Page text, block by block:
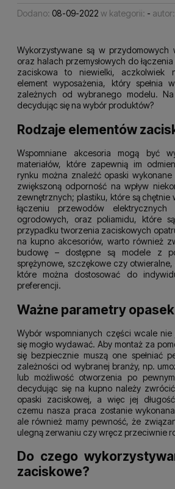
Dodano: 08-09-2022 w kategorii: - autor:
Wykorzystywane są w przydomowych
oraz halach przemysłowych do
zaciskowa to niewielki, aczkolwiek
element wyposażenia, który spełnia
zależnych od wybranego modelu.
decydując się na wybór produktów?
Rodzaje elementów
Wspomniane akcesoria mogą być
materiałów, które zapewnią im
rynku można znaleźć opaski
zwiększoną odporność na wpływ
zewnętrznych; plastiku, które są
łączeniu przewodów
ogrodowych, oraz poliamidu, które
przypadku tworzenia zaciskowych
na kupno akcesoriów, warto również
budowę – dostępne są modele z
sprężynowe, szczękowe czy
które można dostosować do
preferencji.
Ważne parametry
Wybór wspomnianych części wcale nie
się mogło wydawać. Aby montaż za
się bezpiecznie muszą one spełniać
zależności od wybranej branży, np.
lub możliwość otworzenia po
decydując się na kupno należy
opaski zaciskowej, a więc jej
czemu nasza praca zostanie
ale również mamy pewność, że
ulegną zerwaniu czy wręcz przeciwnie
Do czego
zaciskowe?